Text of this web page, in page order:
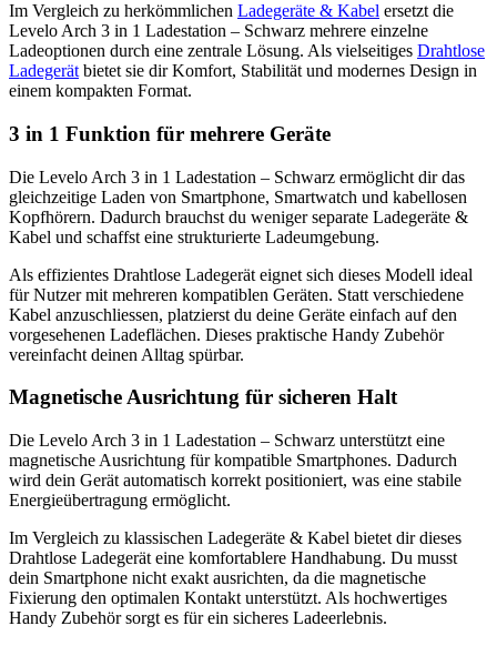
Im Vergleich zu herkömmlichen Ladegeräte & Kabel ersetzt die
Levelo Arch 3 in 1 Ladestation – Schwarz mehrere einzelne
Ladeoptionen durch eine zentrale Lösung. Als vielseitiges Drahtlose
Ladegerät bietet sie dir Komfort, Stabilität und modernes Design in
einem kompakten Format.
3 in 1 Funktion für mehrere Geräte
Die Levelo Arch 3 in 1 Ladestation – Schwarz ermöglicht dir das
gleichzeitige Laden von Smartphone, Smartwatch und kabellosen
Kopfhörern. Dadurch brauchst du weniger separate Ladegeräte &
Kabel und schaffst eine strukturierte Ladeumgebung.
Als effizientes Drahtlose Ladegerät eignet sich dieses Modell ideal
für Nutzer mit mehreren kompatiblen Geräten. Statt verschiedene
Kabel anzuschliessen, platzierst du deine Geräte einfach auf den
vorgesehenen Ladeflächen. Dieses praktische Handy Zubehör
vereinfacht deinen Alltag spürbar.
Magnetische Ausrichtung für sicheren Halt
Die Levelo Arch 3 in 1 Ladestation – Schwarz unterstützt eine
magnetische Ausrichtung für kompatible Smartphones. Dadurch
wird dein Gerät automatisch korrekt positioniert, was eine stabile
Energieübertragung ermöglicht.
Im Vergleich zu klassischen Ladegeräte & Kabel bietet dir dieses
Drahtlose Ladegerät eine komfortablere Handhabung. Du musst
dein Smartphone nicht exakt ausrichten, da die magnetische
Fixierung den optimalen Kontakt unterstützt. Als hochwertiges
Handy Zubehör sorgt es für ein sicheres Ladeerlebnis.